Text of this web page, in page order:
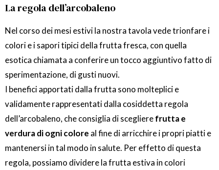
La regola dell’arcobaleno
Nel corso dei mesi estivi la nostra tavola vede trionfare i
colori e i sapori tipici della frutta fresca, con quella
esotica chiamata a conferire un tocco aggiuntivo fatto di
sperimentazione, di gusti nuovi.
I benefici apportati dalla frutta sono molteplici e
validamente rappresentati dalla cosiddetta regola
dell’arcobaleno, che consiglia di sceglierefrutta e
verdura di ogni colore al fine di arricchire i propri piatti e
mantenersi in tal modo in salute. Per effetto di questa
regola, possiamo dividere la frutta estiva in colori